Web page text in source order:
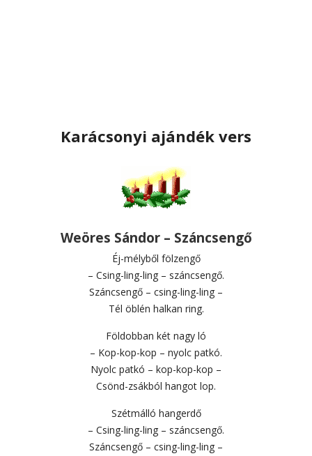
Karácsonyi ajándék vers
Weöres Sándor – Száncsengő
Éj-mélyből fölzengő
– Csing-ling-ling – száncsengő.
Száncsengő – csing-ling-ling –
Tél öblén halkan ring.
Földobban két nagy ló
– Kop-kop-kop – nyolc patkó.
Nyolc patkó – kop-kop-kop –
Csönd-zsákból hangot lop.
Szétmálló hangerdő
– Csing-ling-ling – száncsengő.
Száncsengő – csing-ling-ling –